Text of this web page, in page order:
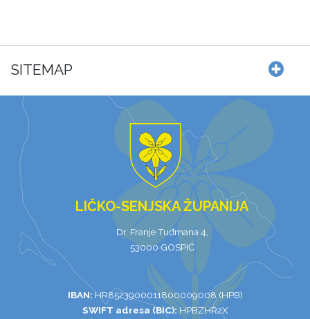
SITEMAP
LIČKO-SENJSKA ŽUPANIJA
Dr. Franje Tuđmana 4,
53000 GOSPIĆ
IBAN: HR8523900011800009008 (HPB)
SWIFT adresa (BIC):HPBZHR2X